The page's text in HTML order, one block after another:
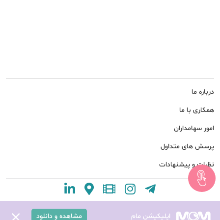
درباره ما
همکاری با ما
امور سهامداران
پرسش های متداول
نظرات و پیشنهادات
اپلیکیشن مام مشاهده و دانلود